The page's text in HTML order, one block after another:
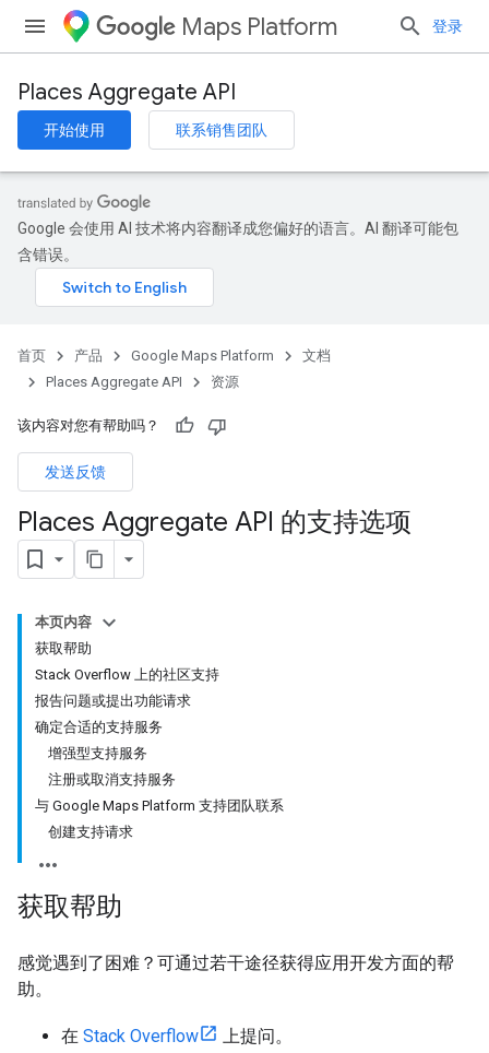
Maps Platform 登录
Places Aggregate API
开始使用 联系销售团队
Google 会使用 AI 技术将内容翻译成您偏好的语言。AI 翻译可能包
含错误。
首页 产品 Google Maps Platform
文档
Places Aggregate API
资源
该内容对您有帮助吗？
发送反馈
Places Aggregate API 的支持选项
本页内容
获取帮助
Stack Overflow 上的社区支持
报告问题或提出功能请求
确定合适的支持服务
增强型支持服务
注册或取消支持服务
与 Google Maps Platform 支持团队联系
创建支持请求
获取帮助
感觉遇到了困难？可通过若干途径获得应用开发方面的帮
助。
在 Stack Overflow 上提问。